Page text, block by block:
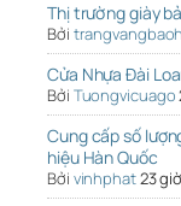
Thị trường giày
Bởi
Cửa Nhựa Đài
Bởi Tuongvicuago
Cung cấp số
hiệu Hàn Quốc
Bởi vinhphat23